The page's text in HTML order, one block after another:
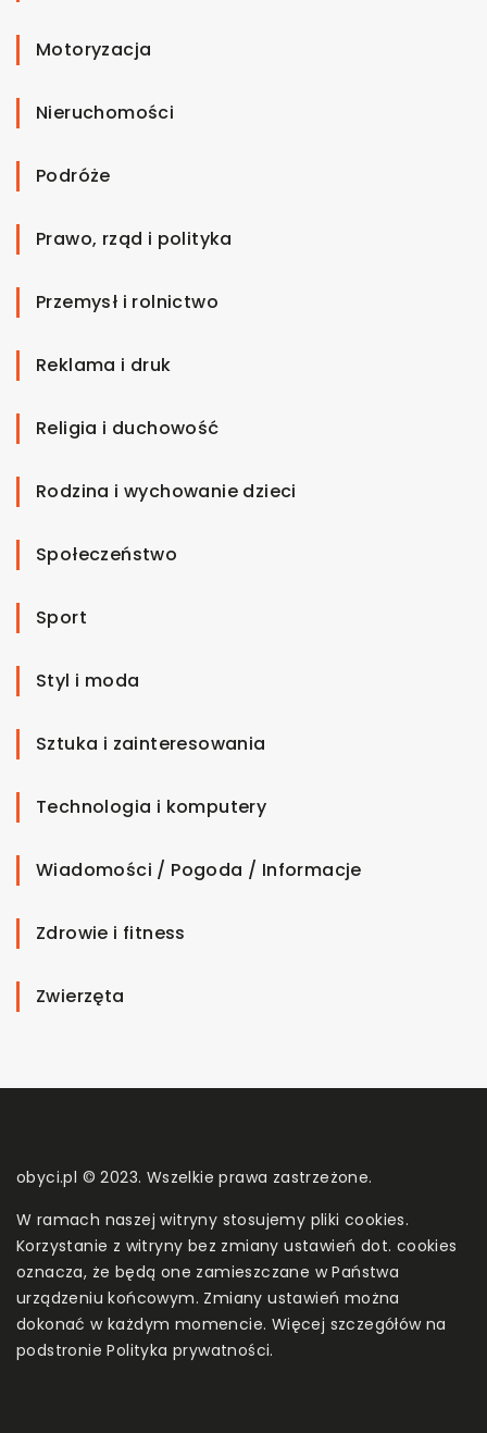
Motoryzacja
Nieruchomości
Podróże
Prawo, rząd i polityka
Przemysł i rolnictwo
Reklama i druk
Religia i duchowość
Rodzina i wychowanie dzieci
Społeczeństwo
Sport
Styl i moda
Sztuka i zainteresowania
Technologia i komputery
Wiadomości / Pogoda / Informacje
Zdrowie i fitness
Zwierzęta
obyci.pl © 2023. Wszelkie prawa zastrzeżone.
W ramach naszej witryny stosujemy pliki cookies.
Korzystanie z witryny bez zmiany ustawień dot. cookies
oznacza, że będą one zamieszczane w Państwa
urządzeniu końcowym. Zmiany ustawień można
dokonać w każdym momencie. Więcej szczegółów na
podstroniePolityka prywatności.